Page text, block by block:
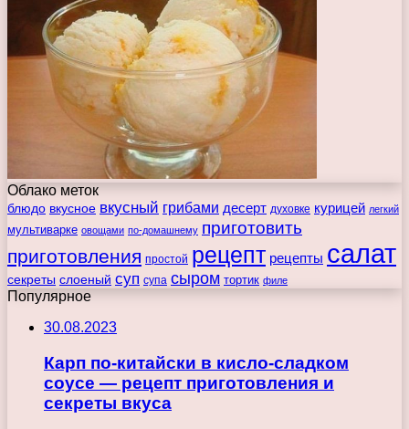
Облако меток
блюдо вкусное вкусный грибами десерт духовке курицей легкий
мультиварке овощами по-домашнему приготовить
приготовления простой рецепт рецепты салат
секреты слоеный суп супа сыром тортик филе
Популярное
30.08.2023
Карп по-китайски в кисло-сладком
соусе — рецепт приготовления и
секреты вкуса